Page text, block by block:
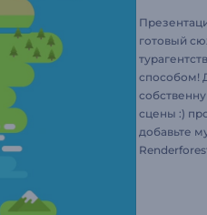
готовый
способом!
сцены :)
добавьте